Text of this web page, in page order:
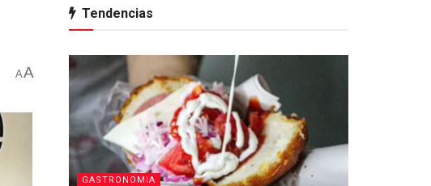
AA
Tendencias
GASTRONOMIA